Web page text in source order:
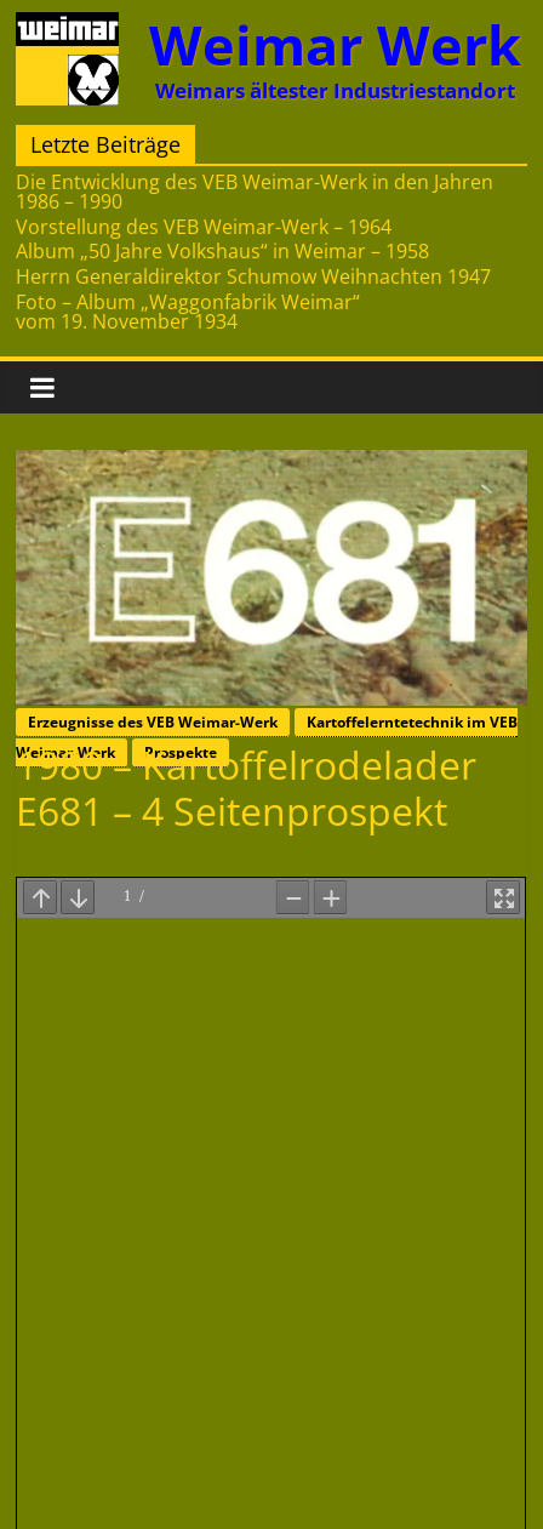
Zum
Inhalt
springen
Weimar Werk
Weimars ältester Industriestandort
Letzte Beiträge
Die Entwicklung des VEB Weimar-Werk in den Jahren
1986 – 1990
Vorstellung des VEB Weimar-Werk – 1964
Album „50 Jahre Volkshaus“ in Weimar – 1958
Herrn Generaldirektor Schumow Weihnachten 1947
Foto – Album „Waggonfabrik Weimar“
vom 19. November 1934
Erzeugnisse des VEB Weimar-Werk
Kartoffelerntetechnik im VEB
Weimar-Werk
Prospekte
1980 – Kartoffelrodelader
E681 – 4 Seitenprospekt